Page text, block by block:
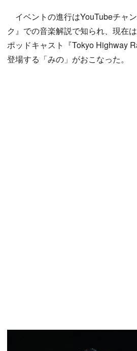
イベントの進行はYouTubeチャ
ク』での音楽解説で知られ、現在
ポッドキャスト『Tokyo Highway
登場する「みの」がおこなった。